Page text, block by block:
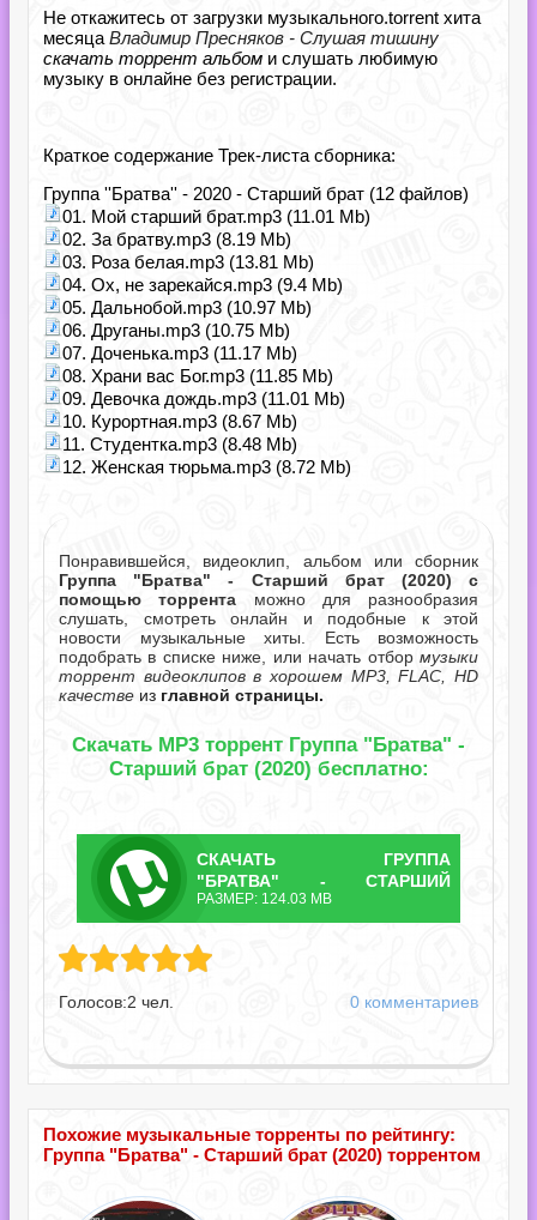
Не откажитесь от загрузки музыкального.torrent хита
месяца Владимир Пресняков - Слушая тишину
скачать торрент альбом и слушать любимую
музыку в онлайне без регистрации.
Краткое содержание Трек-листа сборника:
Группа ''Братва'' - 2020 - Старший брат (12 файлов)
01. Мой старший брат.mp3 (11.01 Mb)
02. За братву.mp3 (8.19 Mb)
03. Роза белая.mp3 (13.81 Mb)
04. Ох, не зарекайся.mp3 (9.4 Mb)
05. Дальнобой.mp3 (10.97 Mb)
06. Друганы.mp3 (10.75 Mb)
07. Доченька.mp3 (11.17 Mb)
08. Храни вас Бог.mp3 (11.85 Mb)
09. Девочка дождь.mp3 (11.01 Mb)
10. Курортная.mp3 (8.67 Mb)
11. Студентка.mp3 (8.48 Mb)
12. Женская тюрьма.mp3 (8.72 Mb)
Понравившейся, видеоклип, альбом или сборник
Группа "Братва" - Старший брат (2020) с
помощью торрента можно для разнообразия
слушать, смотреть онлайн и подобные к этой
новости музыкальные хиты. Есть возможность
подобрать в списке ниже, или начать отбор музыки
торрент видеоклипов в хорошем MP3, FLAC, HD
качестве из главной страницы.
Скачать MP3 торрент Группа "Братва" -
Старший брат (2020) бесплатно:
СКАЧАТЬ
ТОРРЕНТ
ГРУППА
"БРАТВА" - СТАРШИЙ
БРАТ.TORRENT
РАЗМЕР: 124.03 MB
- Старший брат.torrent
Голосов:2 чел. 0 комментариев
Похожие музыкальные торренты по рейтингу:
Группа "Братва" - Старший брат (2020) торрентом